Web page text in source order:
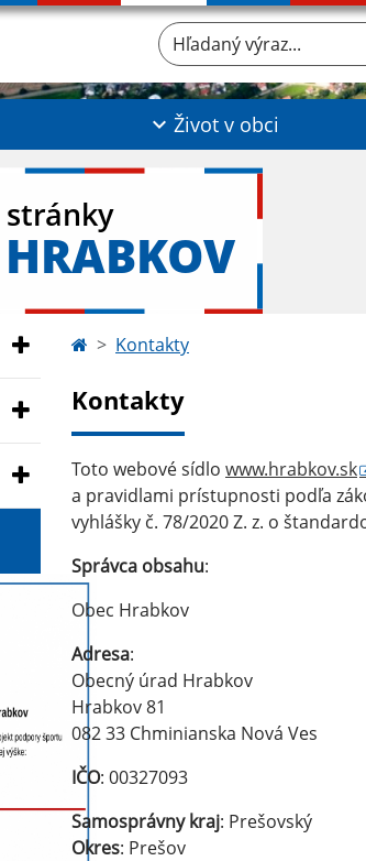
Hľadaný výraz...
Život v obci
Kontakty
Kontakty
Toto webové sídlo www.hrabkov.sk
a pravidlami prístupnosti podľa
vyhlášky č. 78/2020 Z. z. o
Správca obsahu:
Obec Hrabkov
Adresa:
Obecný úrad Hrabkov
Hrabkov 81
082 33 Chminianska Nová Ves
IČO: 00327093
Samosprávny kraj: Prešovský
Okres: Prešov